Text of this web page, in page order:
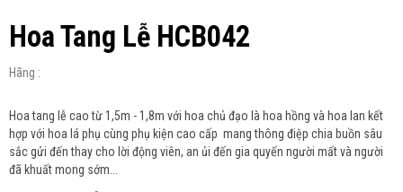
Hoa Tang Lễ HCB042
Hãng :
Hoa tang lễ cao từ 1,5m - 1,8m với hoa chủ đạo là hoa hồng và hoa lan kết
hợp với hoa lá phụ cùng phụ kiện cao cấp mang thông điệp chia buồn sâu
sắc gửi đến thay cho lời động viên, an ủi đến gia quyến người mất và người
đã khuất mong sớm...